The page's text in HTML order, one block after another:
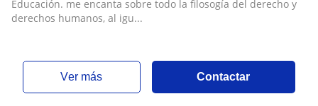
Educación. me encanta sobre todo la filosogía del derecho y
derechos humanos, al igu...
ver más Contactar